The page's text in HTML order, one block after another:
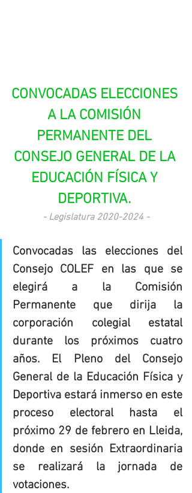
CONVOCADAS ELECCIONES
A LA COMISIÓN
PERMANENTE DEL
CONSEJO GENERAL DE LA
EDUCACIÓN FÍSICA Y
DEPORTIVA.
- Legislatura 2020-2024 -
Convocadas las elecciones del
Consejo COLEF en las que se
elegirá a la Comisión
Permanente que dirija la
corporación colegial estatal
durante los próximos cuatro
años. El Pleno del Consejo
General de la Educación Física y
Deportiva estará inmerso en este
proceso electoral hasta el
próximo 29 de febrero en Lleida,
donde en sesión Extraordinaria
se realizará la jornada de
votaciones.